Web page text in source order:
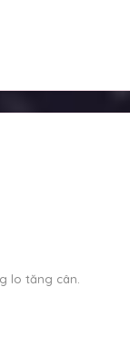
lo tăng cân.